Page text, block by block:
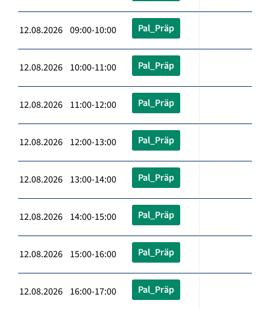
12.08.2026 09:00-10:00 Pal_Präp
12.08.2026 10:00-11:00 Pal_Präp
12.08.2026 11:00-12:00 Pal_Präp
12.08.2026 12:00-13:00 Pal_Präp
12.08.2026 13:00-14:00 Pal_Präp
12.08.2026 14:00-15:00 Pal_Präp
12.08.2026 15:00-16:00 Pal_Präp
12.08.2026 16:00-17:00 Pal_Präp